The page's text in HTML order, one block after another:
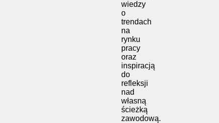
wiedzy
o
trendach
na
rynku
pracy
oraz
inspiracją
do
refleksji
nad
własną
ścieżką
zawodową.